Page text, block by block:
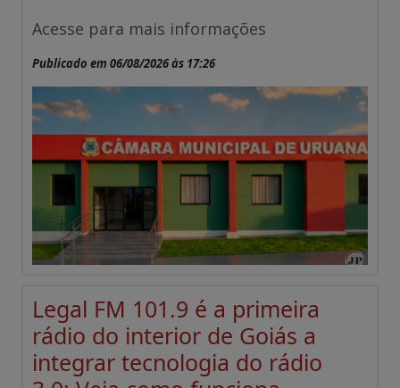
Acesse para mais informações
Publicado em 06/08/2026 às 17:26
Legal FM 101.9 é a primeira
rádio do interior de Goiás a
integrar tecnologia do rádio